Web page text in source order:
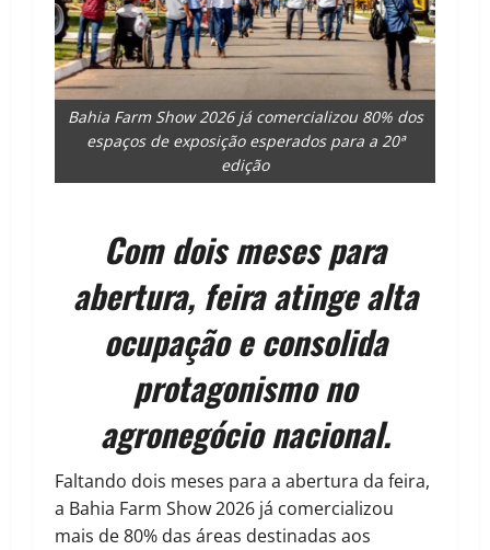
Bahia Farm Show 2026 já comercializou 80% dos
espaços de exposição esperados para a 20ª
edição
Com dois meses para
abertura, feira atinge alta
ocupação e consolida
protagonismo no
agronegócio nacional.
Faltando dois meses para a abertura da feira,
a Bahia Farm Show 2026 já comercializou
mais de 80% das áreas destinadas aos